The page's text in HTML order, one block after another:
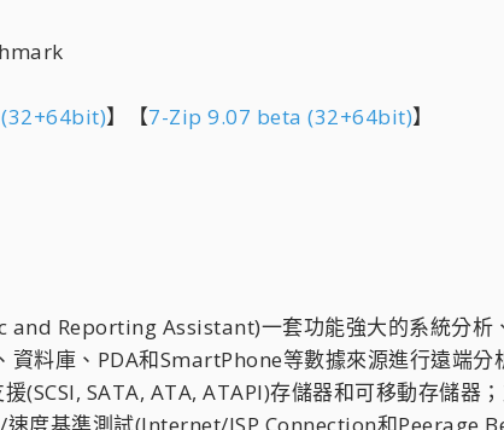
】【7-Zip 9.07 beta (32+64bit)】
Reporting Assistant)一套功能強大的系統分析
料庫、PDA和SmartPhone等數據來源進行遠端分
(SCSI, SATA, ATA, ATAPI)存儲器和可移動存儲器